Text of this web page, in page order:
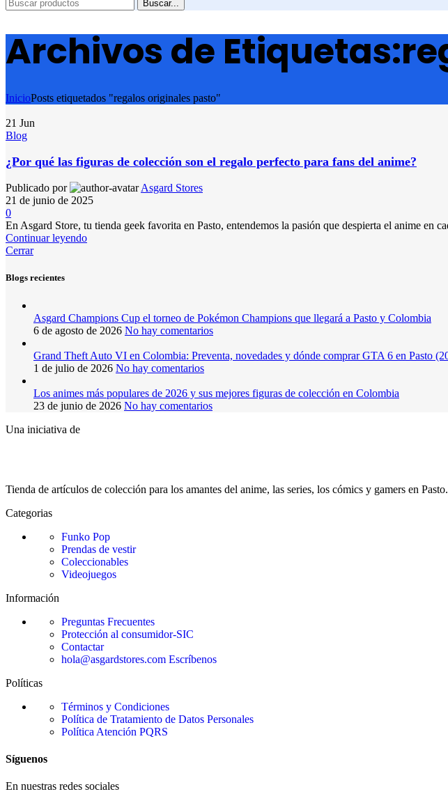
Buscar...
Archivos de
InicioPosts etiquetados "regalos originales pasto"
21 Jun
Blog
¿Por qué las figuras de colección son el regalo perfecto para fans del anime?
Publicado por
Asgard Stores
21 de junio de 2025
0
En Asgard Store, tu tienda geek favorita en Pasto, entendemos la pasión que despierta el anime en
Continuar leyendo
Cerrar
Blogs recientes
Asgard Champions Cup el torneo de Pokémon Champions que llegará a Pasto y Colombia
6 de agosto de 2026 No hay comentarios
Grand Theft Auto VI en Colombia: Preventa, novedades y dónde comprar GTA 6 en Pasto
1 de julio de 2026 No hay comentarios
Los animes más populares de 2026 y sus mejores figuras de colección en Colombia
23 de junio de 2026 No hay comentarios
Una iniciativa de
Tienda de artículos de colección para los amantes del anime, las series, los cómics y gamers en Pasto.
Categorias
Funko Pop
Prendas de vestir
Coleccionables
Videojuegos
Información
Preguntas Frecuentes
Protección al consumidor-SIC
Contactar
hola@asgardstores.com Escríbenos
Políticas
Términos y Condiciones
Política de Tratamiento de Datos Personales
Política Atención PQRS
Síguenos
En nuestras redes sociales